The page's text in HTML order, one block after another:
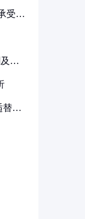
受多
其
替代